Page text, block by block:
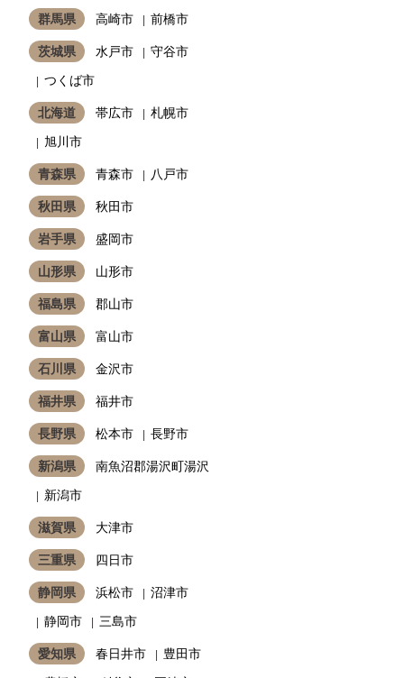
群馬県 高崎市 前橋市
茨城県 水戸市
守谷市
つくば市
北海道 帯広市
札幌市
旭川市
青森県 青森市 八戸市
秋田県 秋田市
岩手県 盛岡市
山形県 山形市
福島県 郡山市
富山県 富山市
石川県 金沢市
福井県 福井市
長野県 松本市 長野市
新潟県
南魚沼郡湯沢町湯沢
新潟市
滋賀県 大津市
三重県 四日市
静岡県 浜松市
沼津市
静岡市
三島市
愛知県 春日井市
豊田市